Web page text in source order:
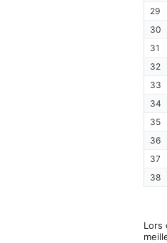
29
30
31
32
33
34
35
36
37
38
Lors